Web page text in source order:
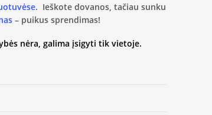
Ieškote dovanos, tačiau sunku
– puikus sprendimas!
nėra, galima įsigyti tik vietoje.